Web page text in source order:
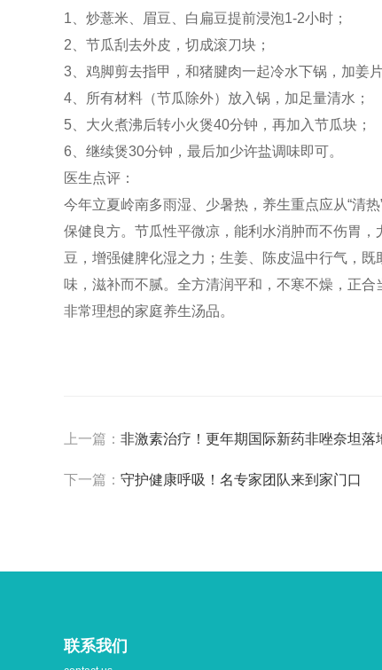
1、炒薏米、眉豆、白扁豆提前浸泡1-2小时；
2、节瓜刮去外皮，切成滚刀块；
3、鸡脚剪去指甲，和猪腱肉一起冷水下锅，加姜
4、所有材料（节瓜除外）放入锅，加足量清水；
5、大火煮沸后转小火煲40分钟，再加入节瓜块；
6、继续煲30分钟，最后加少许盐调味即可。
医生点评：
今年立夏岭南多雨湿、少暑热，养生重点应从“清
保健良方。节瓜性平微凉，能利水消肿而不伤胃
豆，增强健脾化湿之力；生姜、陈皮温中行气，
味，滋补而不腻。全方清润平和，不寒不燥，正
非常理想的家庭养生汤品。
上一篇： 非激素治疗！更年期国际新药非唑奈坦落
下一篇： 守护健康呼吸！名专家团队来到家门口
联系我们